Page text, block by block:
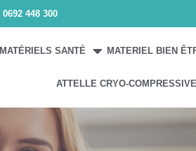
0692 448 300
MATÉRIELS SANTÉ MATERIEL BIEN
ATTELLE CRYO-